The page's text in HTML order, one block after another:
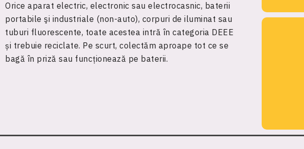
Orice aparat electric, electronic sau electrocasnic, baterii
portabile şi industriale (non-auto), corpuri de iluminat sau
tuburi fluorescente, toate acestea intră în categoria DEEE
și trebuie reciclate. Pe scurt, colectăm aproape tot ce se
bagă în priză sau funcționează pe baterii.